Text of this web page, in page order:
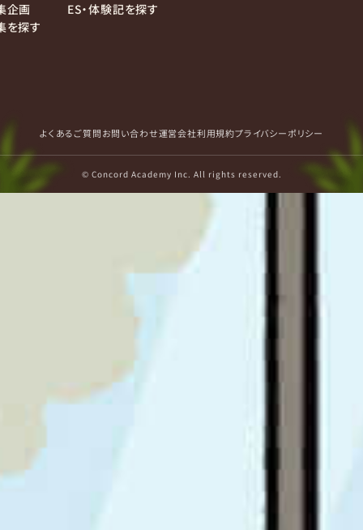
企画
を探す
ES・体験記を探す
よくあるご質問お問い合わせ運営会社利用規約プライバシーポリシー
© Concord Academy Inc. All rights reserved.